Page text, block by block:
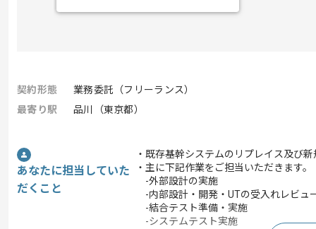
契約形態
業務委託（フリーランス）
最寄り駅
品川（東京都）
あなたに担当していた
だくこと
・既存基幹システムのリプレイス及び
・主に下記作業をご担当いただきます。
-外部設計の実施
-内部設計・開発・UTの受入れレビュ
-結合テスト準備・実施
-システムテスト実施